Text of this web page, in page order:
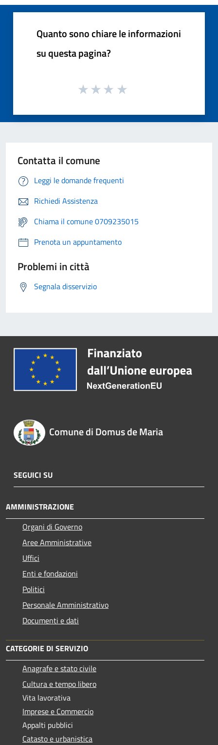
Quanto sono chiare le informazioni
su questa pagina?
Contatta il comune
Leggi le domande frequenti
Richiedi Assistenza
Chiama il comune 0709235015
Prenota un appuntamento
Problemi in città
Segnala disservizio
Comune di Domus de Maria
SEGUICI SU
AMMINISTRAZIONE
Organi di Governo
Aree Amministrative
Uffici
Enti e fondazioni
Politici
Personale Amministrativo
Documenti e dati
CATEGORIE DI SERVIZIO
Anagrafe e stato civile
Cultura e tempo libero
Vita lavorativa
Imprese e Commercio
Appalti pubblici
Catasto e urbanistica